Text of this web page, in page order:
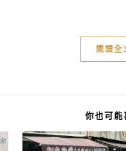
閱讀全
你也可能